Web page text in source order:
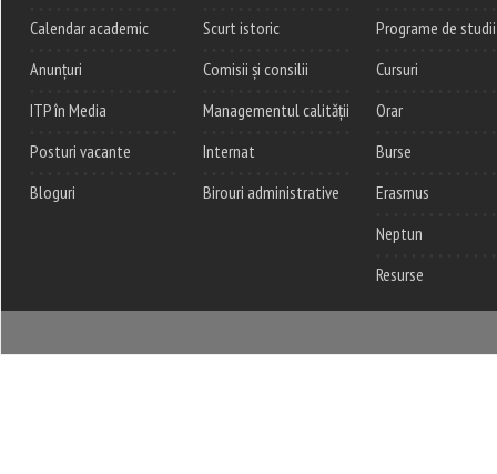
Calendar academic
Anunțuri
ITP în Media
Posturi vacante
Bloguri
Scurt istoric
Comisii și consilii
Managementul calității
Internat
Birouri administrative
Programe de studii
Cursuri
Orar
Burse
Erasmus
Neptun
Resurse